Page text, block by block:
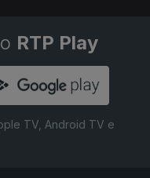
RTP Play
TV, Android TV e